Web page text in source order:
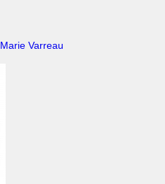
Marie Varreau